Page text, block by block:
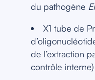
du pathogène
X1 tube de
de l’extraction
contrôle interne)